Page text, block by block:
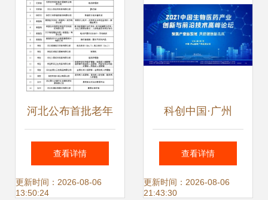
河北公布首批老年
用品推广目录，33
项产品引领银发经
查看详情
更新时间：2026-08-06
13:50:24
科创中国·广州
2021创交会 聚焦
生物医药创新前
查看详情
更新时间：2026-08-06
21:43:30